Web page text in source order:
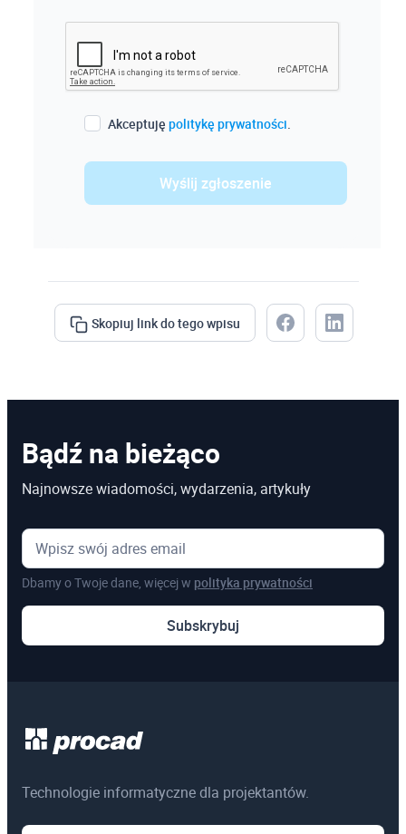
Akceptuję politykę prywatności.
Wyślij zgłoszenie
Skopiuj link do tego wpisu
Bądź na bieżąco
Najnowsze wiadomości, wydarzenia, artykuły
Dbamy o Twoje dane, więcej w polityka prywatności
Subskrybuj
Technologie informatyczne dla projektantów.